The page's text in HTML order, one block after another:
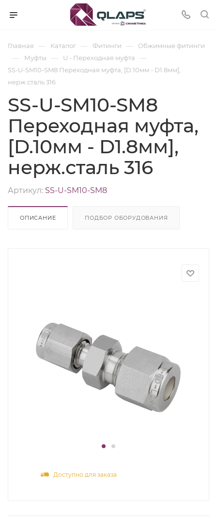
Главная — Каталог — Фитинги — Обжимные фитинги
— Муфты — U - Переходная муфта —
SS-U-SM10-SM8 Переходная муфта, [D.10мм - D1.8мм],
нерж.сталь 316
SS-U-SM10-SM8
Переходная муфта,
[D.10мм - D1.8мм],
нерж.сталь 316
Артикул: SS-U-SM10-SM8
ОПИСАНИЕ ПОДБОР ОБОРУДОВАНИЯ
Доступно для заказа